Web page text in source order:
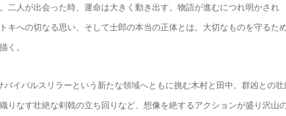
二人が出会った時、運命は大きく動き出す。物語が進むにつれ明かされ
キへの切なる思い、そして士郎の本当の正体とは。大切なものを守るた
く。
イバルスリラーという新たな領域へともに挑む木村と田中。群凶との
りなす壮絶な剣戟の立ち回りなど、想像を絶するアクションが盛り沢山